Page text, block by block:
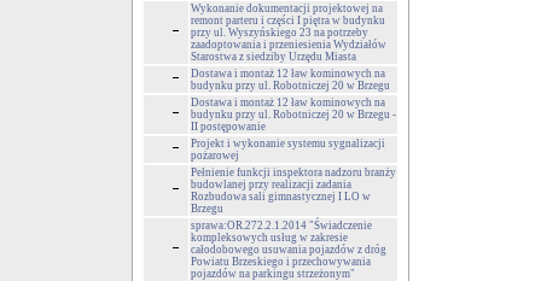
Wykonanie dokumentacji projektowej na
remont parteru i części I piętra w budynku
przy ul. Wyszyńskiego 23 na potrzeby
zaadoptowania i przeniesienia Wydziałów
Starostwa z siedziby Urzędu Miasta
Dostawa i montaż 12 ław kominowych na
budynku przy ul. Robotniczej 20 w Brzegu
Dostawa i montaż 12 ław kominowych na
budynku przy ul. Robotniczej 20 w Brzegu -
II postępowanie
Projekt i wykonanie systemu sygnalizacji
pożarowej
Pełnienie funkcji inspektora nadzoru branży
budowlanej przy realizacji zadania
Rozbudowa sali gimnastycznej I LO w
Brzegu
sprawa:OR.272.2.1.2014 "Świadczenie
kompleksowych usług w zakresie
całodobowego usuwania pojazdów z dróg
Powiatu Brzeskiego i przechowywania
pojazdów na parkingu strzeżonym"